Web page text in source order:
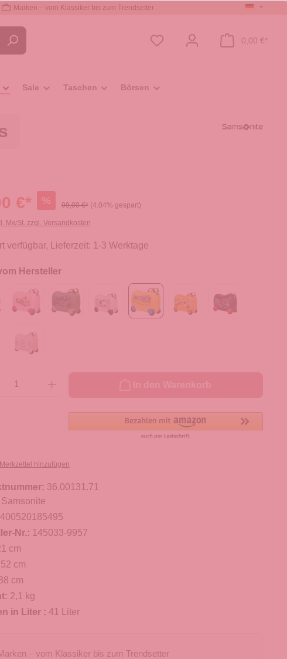
Marken – vom Klassiker bis zum Trendsetter
0,00 €*
Sale Taschen Börsen
€* % 99,00 €* (4.04% gespart)
MwSt. zzgl. Versandkosten
verfügbar, Lieferzeit: 1-3 Werktage
Hersteller
hinzufügen
36.00131.71
Samsonite
Nr.: 145033-9957
cm
52 cm
cm
2,1 kg
in Liter : 41 Liter
– vom Klassiker bis zum Trendsetter